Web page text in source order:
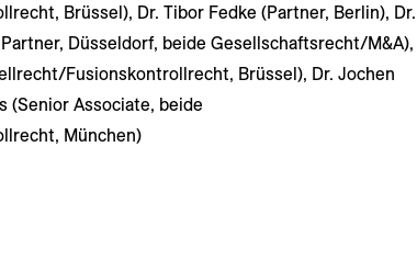
Brüssel), Dr. Tibor Fedke (Partner, Berlin), Dr.
Düsseldorf, beide Gesellschaftsrecht/M&A),
Fusionskontrollrecht, Brüssel), Dr. Jochen
(Senior Associate, beide
München)